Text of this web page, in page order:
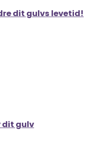
dit gulvs levetid!
dit gulv